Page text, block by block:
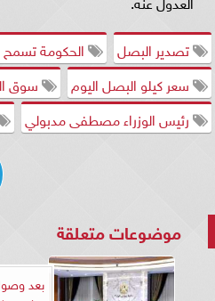
تصدير البصل
الحكومة
سعر كيلو البصل اليوم
سوق
رئيس الوزراء مصطفى مدبولي
موضوعات متعلقة